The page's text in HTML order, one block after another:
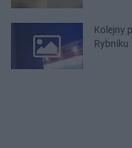
Kolejny
Rybniku